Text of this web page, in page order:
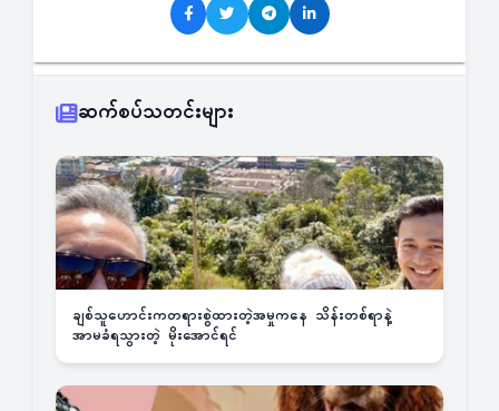
ဆက်စပ်သတင်းများ
ချစ်သူဟောင်းကတရားစွဲထားတဲ့အမှုကနေ သိန်းတစ်ရာနဲ့
အာမခံရသွားတဲ့ မိုးအောင်ရင်